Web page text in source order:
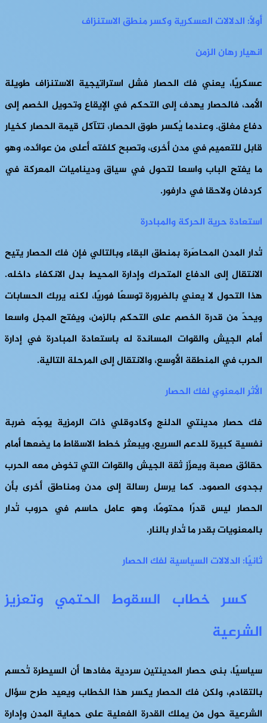
أولًا: الدلالات العسكرية وكسر منطق الاستنزاف
انهيار رهان الزمن
عسكريًا، يعني فك الحصار فشل استراتيجية الاستنزاف طويلة
الأمد، فالحصار يهدف إلى التحكم في الإيقاع وتحويل الخصم إلى
دفاع مغلق. وعندما يُكسر طوق الحصار، تتآكل قيمة الحصار كخيار
قابل للتعميم في مدن أخرى، وتصبح كلفته أعلى من عوائده، وهو
ما يفتح الباب واسعا لتحول في سياق وديناميات المعركة في
كردفان ولاحقا في دارفور.
استعادة حرية الحركة والمبادرة
تُدار المدن المحاصَرة بمنطق البقاء وبالتالي فإن فك الحصار يتيح
الانتقال إلى الدفاع المتحرك وإدارة المحيط بدل الانكفاء داخله.
هذا التحول لا يعني بالضرورة توسعًا فوريًا، لكنه يربك الحسابات
ويحدّ من قدرة الخصم على التحكم بالزمن، ويفتح المجل واسعا
أمام الجيش والقوات المساندة له باستعادة المبادرة في إدارة
الحرب في المنطقة الأوسع، والانتقال إلى المرحلة التالية.
الأثر المعنوي لفك الحصار
فك حصار مدينتي الدلنج وكادوقلي ذات الرمزية يوجّه ضربة
نفسية كبيرة للدعم السريع، ويبعثر خطط الاسقاط ما يضعها أمام
حقائق صعبة ويعزّز ثقة الجيش والقوات التي تخوض معه الحرب
بجدوى الصمود. كما يرسل رسالة إلى مدن ومناطق أخرى بأن
الحصار ليس قدرًا محتومًا، وهو عامل حاسم في حروب تُدار
بالمعنويات بقدر ما تُدار بالنار.
ثانيًا: الدلالات السياسية لفك الحصار
كسر خطاب السقوط الحتمي وتعزيز
الشرعية
سياسيًا، بنى حصار المدينتين سردية مفادها أن السيطرة تُحسم
بالتقادم، ولكن فك الحصار يكسر هذا الخطاب ويعيد طرح سؤال
الشرعية حول من يملك القدرة الفعلية على حماية المدن وإدارة